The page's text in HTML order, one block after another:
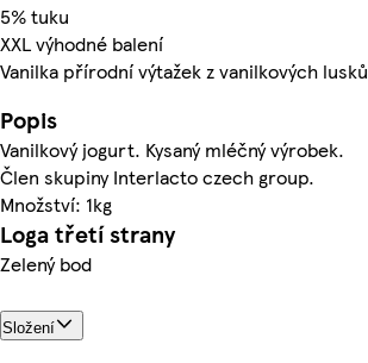
5% tuku
XXL výhodné balení
Vanilka přírodní výtažek z vanilkových lusků
Popis
Vanilkový jogurt. Kysaný mléčný výrobek.
Člen skupiny Interlacto czech group.
Množství: 1kg
Loga třetí strany
Zelený bod
Složení